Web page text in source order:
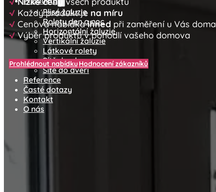
Plisé žaluzie
Rolety den a noc
Horizontální žaluzie
Vertikální žaluzie
Látkové rolety
Sítě do oken
Sítě do dveří
Reference
Časté dotazy
Kontakt
O nás
√ Každý produkt je na míru
√ Cenová nabídkaihned při zaměření u Vás doma
√Výběr produktů v pohodlí vašeho domova
Prohlédnout nabídkuHodnocení zákazníků